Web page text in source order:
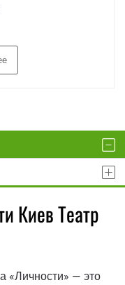
Киев Театр
«Личности» — это